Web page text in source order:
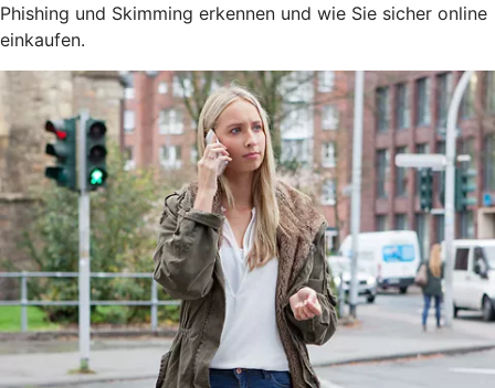
Phishing und Skimming erkennen und wie Sie sicher online
einkaufen.